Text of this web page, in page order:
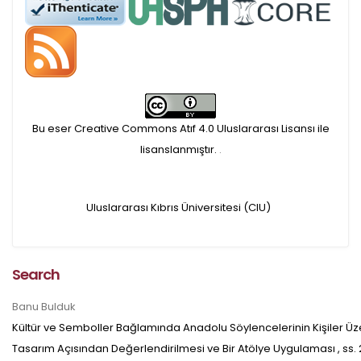
makaleler için, 100 Avro
Makale İşletim Ücreti (APC)
Hakem sürecine alınacak
APC ödeme bilgi mesajı
APC bilgi mesajı
yazarlara geri iade
Bu eser Creative Commons Atıf 4.0 Uluslararası Lisansı ile
lisanslanmıştır. .
Uluslararası Kıbrıs Üniversitesi (CIU)
Search
Banu Bulduk
Kültür ve Semboller Bağlamında Anadolu Söylencelerinin Kişiler
Tasarım Açısından Değerlendirilmesi ve Bir Atölye Uygulaması , ss.